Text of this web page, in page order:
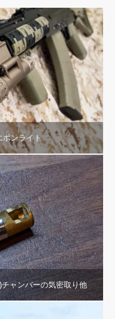
ポンライト
ャンバーの気密取り他